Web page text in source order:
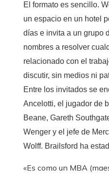
El formato es sencillo.
un espacio en un hotel
días e invita a un grupo
nombres a resolver
relacionado con el
discutir, sin medios ni
Entre los invitados se
Ancelotti, el jugador de
Beane, Gareth
Wenger y el jefe de
Wolff. Brailsford ha
«Es como un MBA